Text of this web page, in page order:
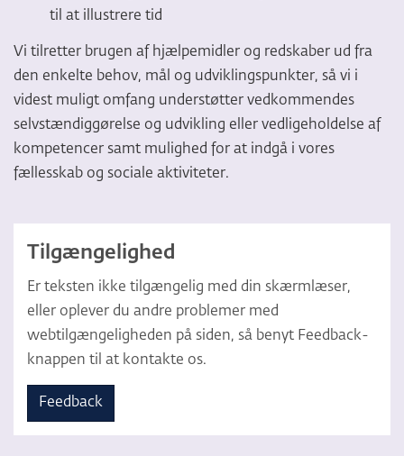
til at illustrere tid
Vi tilretter brugen af hjælpemidler og redskaber ud fra
den enkelte behov, mål og udviklingspunkter, så vi i
videst muligt omfang understøtter vedkommendes
selvstændiggørelse og udvikling eller vedligeholdelse af
kompetencer samt mulighed for at indgå i vores
fællesskab og sociale aktiviteter.
Tilgængelighed
Er teksten ikke tilgængelig med din skærmlæser,
eller oplever du andre problemer med
webtilgængeligheden på siden, så benyt Feedback-
knappen til at kontakte os.
Feedback